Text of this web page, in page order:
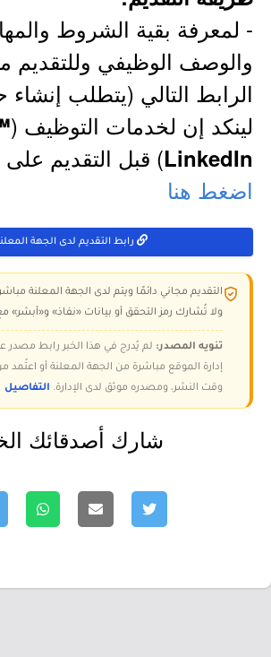
- لمعرفة بقية الشروط
والوصف الوظيفي وللتقديم
الرابط التالي (يتطلب
لينكد إن لخدمات التوظيف (
LinkedIn) قبل التقديم على
اضغط هنا
رابط التقديم لدى الجهة
التقديم مجاني دائمًا ويتم لدى الجهة المعلنة
ولا تُشارك رمز التحقق أو بيانات «نفاذ» و«أبشر»
تنويه المصدر: لم يُدرج في هذا الخبر رابط مصدر
إدارة الموقع مباشرة من الجهة المعلنة أو اعتُمد
وقت النشر، ومصدره موثق لدى الإدارة. التفاصيل
شارك أصدقائك